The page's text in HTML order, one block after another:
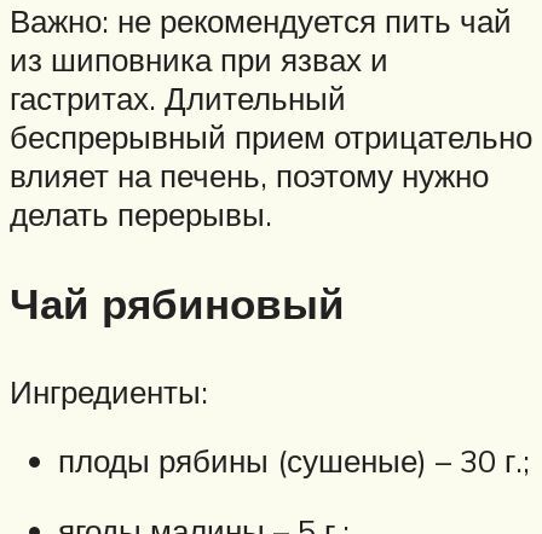
Важно: не рекомендуется пить чай
из шиповника при язвах и
гастритах. Длительный
беспрерывный прием отрицательно
влияет на печень, поэтому нужно
делать перерывы.
Чай рябиновый
Ингредиенты:
плоды рябины (сушеные) – 30 г.;